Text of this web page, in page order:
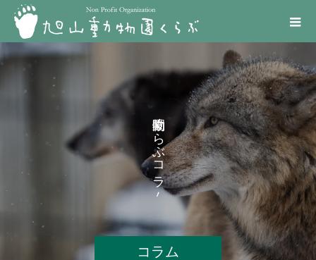
コラム
く
ら
ぶ
コ
ラ
ム